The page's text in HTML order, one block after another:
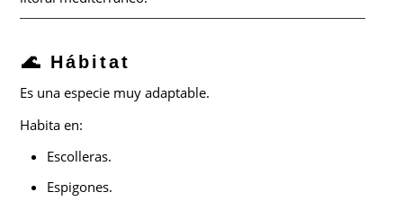
🌊 Hábitat
Es una especie muy adaptable.
Habita en:
Escolleras.
Espigones.